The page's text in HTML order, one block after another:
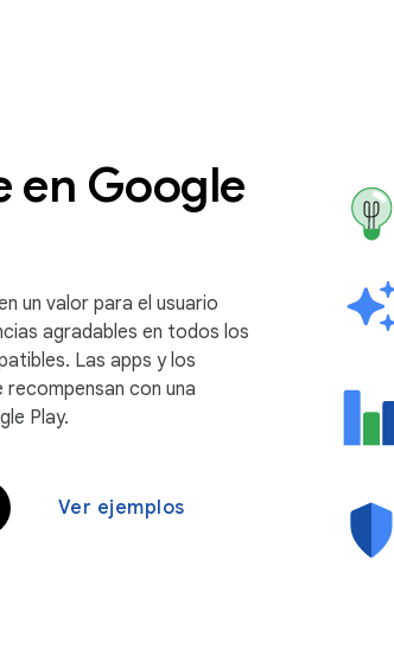
en Google
un valor para el usuario
agradables en todos los
Las apps y los
con una
Play.
Ver ejemplos